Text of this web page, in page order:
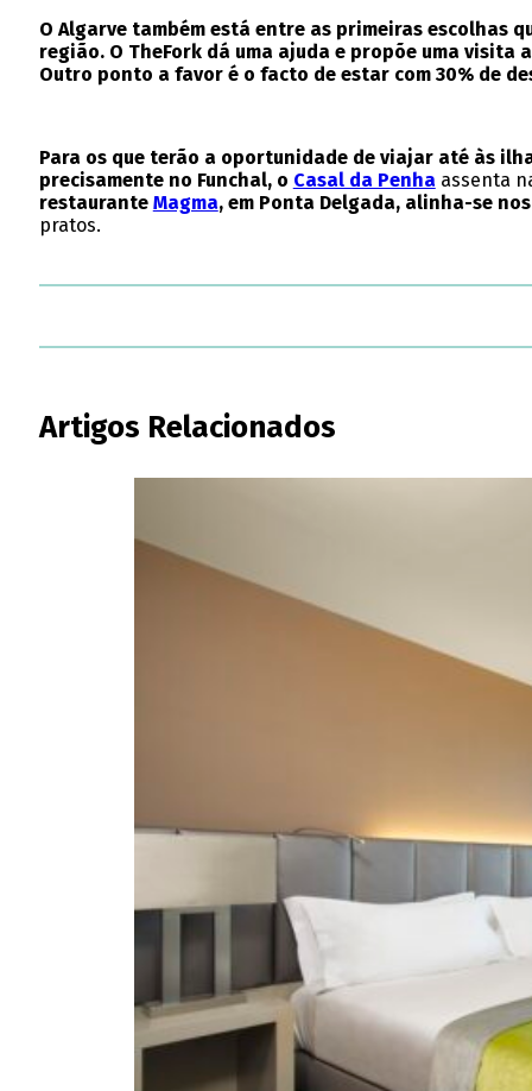
O Algarve também está entre as primeiras
região. O TheFork dá uma ajuda e propõe uma visita
Outro ponto a favor é o facto de estar com 30% de
Para os que terão a oportunidade de viajar até às
precisamente no Funchal, o Casal da Penha assenta
restaurante Magma, em Ponta Delgada, alinha-se
pratos.
Artigos Relacionados